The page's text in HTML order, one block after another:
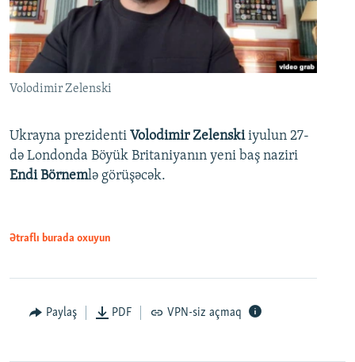
Volodimir Zelenski
Ukrayna prezidenti Volodimir Zelenskiiyulun 27-
də Londonda Böyük Britaniyanın yeni baş naziri
Endi Börnemlə görüşəcək.
Ətraflı burada oxuyun
Paylaş PDF VPN-siz açmaq